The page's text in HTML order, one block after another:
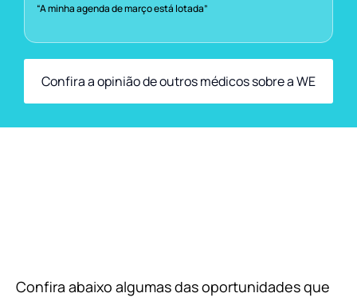
“A minha agenda de março está lotada”
Confira a opinião de outros médicos sobre a WE
Confira abaixo algumas das oportunidades que